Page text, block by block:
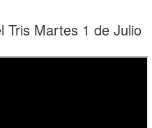
Tris Martes 1 de Julio